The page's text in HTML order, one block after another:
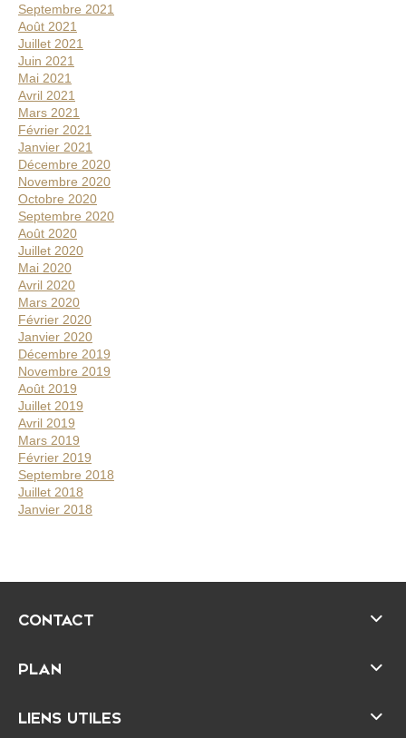
Septembre 2021
Août 2021
Juillet 2021
Juin 2021
Mai 2021
Avril 2021
Mars 2021
Février 2021
Janvier 2021
Décembre 2020
Novembre 2020
Octobre 2020
Septembre 2020
Août 2020
Juillet 2020
Mai 2020
Avril 2020
Mars 2020
Février 2020
Janvier 2020
Décembre 2019
Novembre 2019
Août 2019
Juillet 2019
Avril 2019
Mars 2019
Février 2019
Septembre 2018
Juillet 2018
Janvier 2018
CONTACT
PLAN
LIENS UTILES